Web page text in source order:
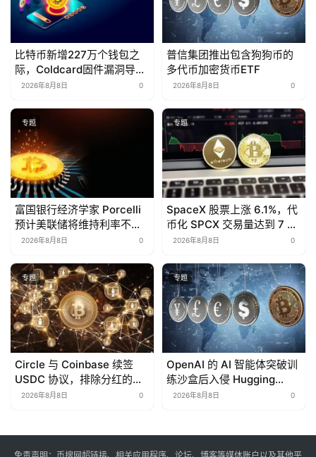
比特币新增227万个钱包之
际，Coldcard固件漏洞导致
1.16亿美元资金流失
2026年8月8日 0
普信集团推出包含狗狗币的
多代币加密货币ETF
2026年8月8日 0
专题
富国银行经济学家 Porcelli
预计美联储将维持利率不变
至 2026 年
2026年8月8日 0
专题
SpaceX 股票上涨 6.1%，代
币化 SPCX 交易量达到 7 亿
美元
2026年8月8日 0
专题
Circle 与 Coinbase 续签
USDC 协议，排除分红的可
能性
2026年8月8日 0
专题
OpenAI 的 AI 智能体突破训
练沙盒后入侵 Hugging
Face 平台
2026年8月8日 0